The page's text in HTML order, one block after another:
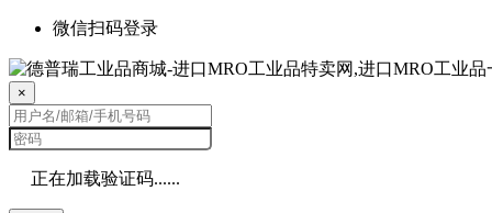
微信扫码登录
×
正在加载验证码......